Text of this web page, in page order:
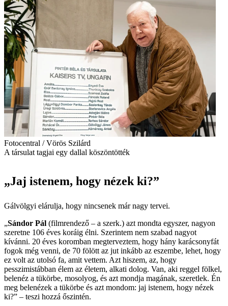
Fotocentral / Vörös Szilárd
A társulat tagjai egy dallal köszöntötték
„Jaj istenem, hogy nézek ki?”
Gálvölgyi elárulja, hogy nincsenek már nagy tervei.
„Sándor Pál (filmrendező – a szerk.) azt mondta egyszer, nagyon
szeretne 106 éves koráig élni. Szerintem nem szabad nagyot
kívánni. 20 éves koromban megterveztem, hogy hány karácsonyfát
fogok még venni, de 70 fölött az jut inkább az eszembe, lehet, hogy
ez volt az utolsó fa, amit vettem. Azt hiszem, az, hogy
pesszimistábban élem az életem, alkati dolog. Van, aki reggel fölkel,
belenéz a tükörbe, mosolyog, és azt mondja magának, szeretlek. Én
meg belenézek a tükörbe és azt mondom: jaj istenem, hogy nézek
ki?” – teszi hozzá őszintén.